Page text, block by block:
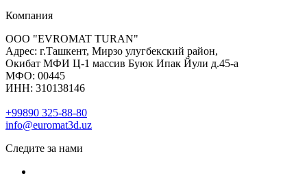
Компания
ООО "EVROMAT TURAN"
Адрес: г.Ташкент, Мирзо улугбекский район,
Окибат МФИ Ц-1 массив Буюк Ипак Йули д.45-а
МФО: 00445
ИНН: 310138146
+99890 325-88-80
info@euromat3d.uz
Следите за нами